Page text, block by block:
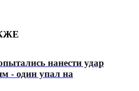
нанести удар
- один упал на